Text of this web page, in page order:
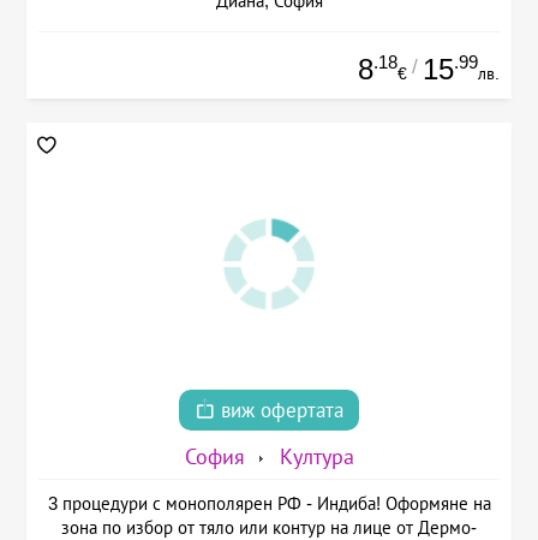
8.18
€ / 15.99
лв.
виж офертата
София Култура
3 процедури с монополярен РФ - Индиба! Оформяне на
зона по избор от тяло или контур на лице от Дермо-